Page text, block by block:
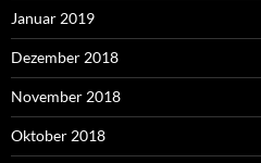
Januar 2019
Dezember 2018
November 2018
Oktober 2018